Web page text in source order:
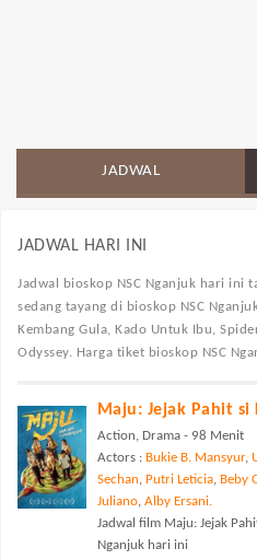
JADWAL
JADWAL HARI INI
Jadwal bioskop NSC Nganjuk hari ini
sedang tayang di bioskop NSC
Kembang Gula, Kado Untuk Ibu,
Odyssey. Harga tiket bioskop NSC
Maju: Jejak Pahit si
Action, Drama - 98 Menit
Actors : Bukie B. Mansyur,
Sechan, Putri Leticia, Beby
Juliano, Alby Ersani.
Jadwal film Maju: Jejak
Nganjuk hari ini